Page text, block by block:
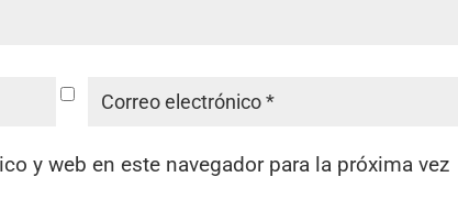
y web en este navegador para la próxima vez